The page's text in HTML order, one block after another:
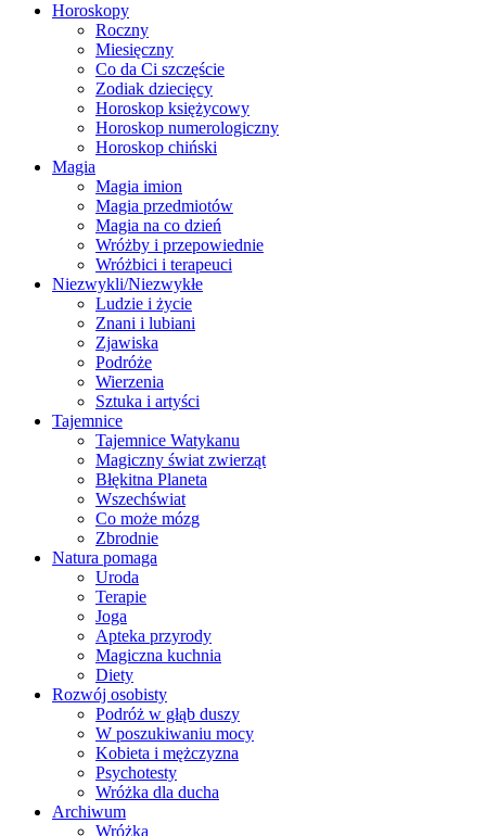
Horoskopy
Roczny
Miesięczny
Co da Ci szczęście
Zodiak dziecięcy
Horoskop księżycowy
Horoskop numerologiczny
Horoskop chiński
Magia
Magia imion
Magia przedmiotów
Magia na co dzień
Wróżby i przepowiednie
Wróżbici i terapeuci
Niezwykli/Niezwykłe
Ludzie i życie
Znani i lubiani
Zjawiska
Podróże
Wierzenia
Sztuka i artyści
Tajemnice
Tajemnice Watykanu
Magiczny świat zwierząt
Błękitna Planeta
Wszechświat
Co może mózg
Zbrodnie
Natura pomaga
Uroda
Terapie
Joga
Apteka przyrody
Magiczna kuchnia
Diety
Rozwój osobisty
Podróż w głąb duszy
W poszukiwaniu mocy
Kobieta i mężczyzna
Psychotesty
Wróżka dla ducha
Archiwum
Wróżka